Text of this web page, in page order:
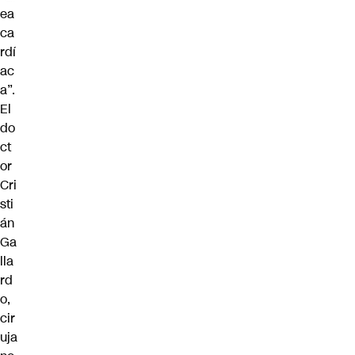
ea
ca
rdí
ac
a”.
El
do
ct
or
Cri
sti
án
Ga
lla
rd
o,
cir
uja